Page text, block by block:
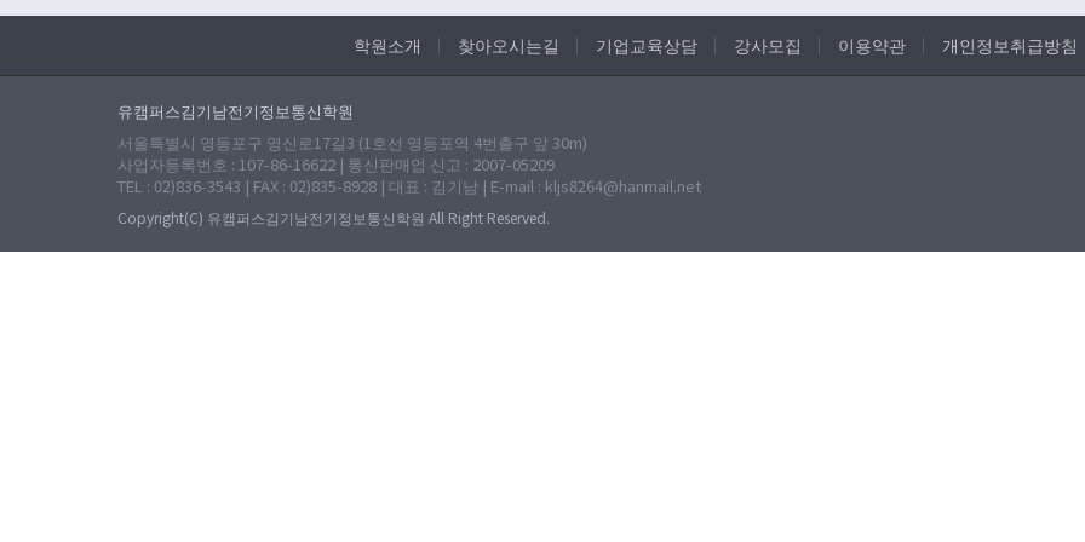
학원소개 찾아오시는길 기업교육상담 강사모집 이용약관 개인정보취급방침
유캠퍼스김기남전기정보통신학원
서울특별시 영등포구 영신로17길3 (1호선 영등포역 4번출구 앞 30m)
사업자등록번호 : 107-86-16622 | 통신판매업 신고 : 2007-05209
TEL : 02)836-3543 | FAX : 02)835-8928 | 대표 : 김기남 | E-mail : kljs8264@hanmail.net
Copyright(C) 유캠퍼스김기남전기정보통신학원 All Right Reserved.